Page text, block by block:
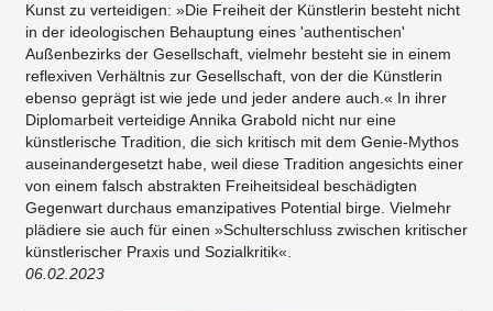
Kunst zu verteidigen: »Die Freiheit der Künstlerin besteht nicht
in der ideologischen Behauptung eines 'authentischen'
Außenbezirks der Gesellschaft, vielmehr besteht sie in einem
reflexiven Verhältnis zur Gesellschaft, von der die Künstlerin
ebenso geprägt ist wie jede und jeder andere auch.« In ihrer
Diplomarbeit verteidige Annika Grabold nicht nur eine
künstlerische Tradition, die sich kritisch mit dem Genie-Mythos
auseinandergesetzt habe, weil diese Tradition angesichts einer
von einem falsch abstrakten Freiheitsideal beschädigten
Gegenwart durchaus emanzipatives Potential birge. Vielmehr
plädiere sie auch für einen »Schulterschluss zwischen kritischer
künstlerischer Praxis und Sozialkritik«.
06.02.2023